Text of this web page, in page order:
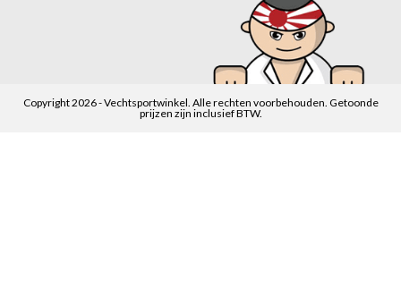
Copyright 2026 - Vechtsportwinkel. Alle rechten voorbehouden. Getoonde
prijzen zijn inclusief BTW.